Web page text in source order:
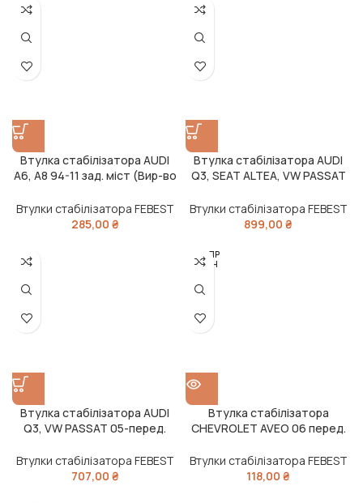
Втулка стабілізатора AUDI
A6, A8 94-11 зад. міст (Вир-во
Втулки стабілізатора FEBEST
285,00 ₴
Втулка стабілізатора AUDI
Q3, SEAT ALTEA, VW PASSAT
(Вир-во FEBEST)
Втулки стабілізатора FEBEST
899,00 ₴
Втулка стабілізатора AUDI
Q3, VW PASSAT 05-перед.
FEBEST)
Втулки стабілізатора FEBEST
707,00 ₴
РОЗПР
ОДАН
Втулка стабілізатора
CHEVROLET AVEO 06 перед.
FEBEST)
Втулки стабілізатора FEBEST
118,00 ₴